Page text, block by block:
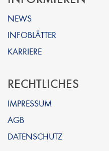
NEWS
INFOBLÄTTER
KARRIERE
RECHTLICHES
IMPRESSUM
AGB
DATENSCHUTZ